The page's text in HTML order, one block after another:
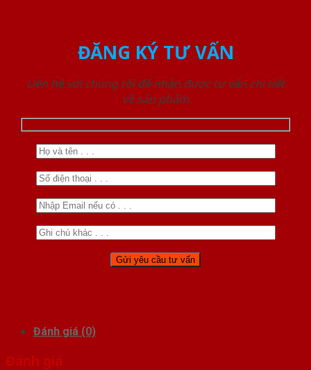
ĐĂNG KÝ TƯ VẤN
Liên hệ với chúng tôi để nhận được tư vấn chi tiết
về sản phẩm
Đánh giá (0)
Đánh giá